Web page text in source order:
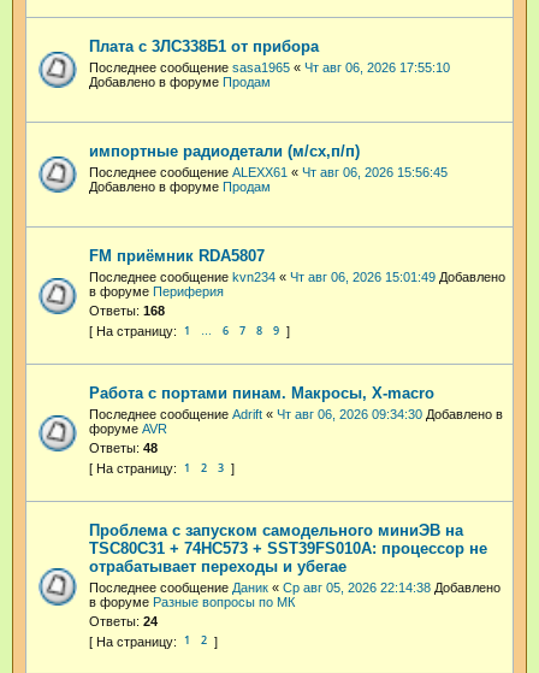
Плата с 3ЛС338Б1 от прибора
Последнее сообщение sasa1965 « Чт авг 06, 2026 17:55:10
Добавлено в форуме Продам
импортные радиодетали (м/сх,п/п)
Последнее сообщение ALEXX61 « Чт авг 06, 2026 15:56:45
Добавлено в форуме Продам
FM приёмник RDA5807
Последнее сообщение kvn234 « Чт авг 06, 2026 15:01:49 Добавлено
в форуме Периферия
Ответы: 168
1 … 6 7 8 9
Работа с портами пинам. Макросы, X-macro
Последнее сообщение Adrift « Чт авг 06, 2026 09:34:30 Добавлено в
форуме AVR
Ответы: 48
1 2 3
Проблема с запуском самодельного миниЭВ на
TSC80C31 + 74HC573 + SST39FS010A: процессор не
отрабатывает переходы и убегае
Последнее сообщение Даник « Ср авг 05, 2026 22:14:38 Добавлено
в форуме Разные вопросы по МК
Ответы: 24
1 2